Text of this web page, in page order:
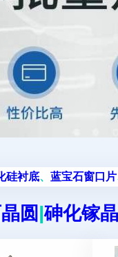
硅衬底、 蓝宝石窗口片
圆|砷化镓